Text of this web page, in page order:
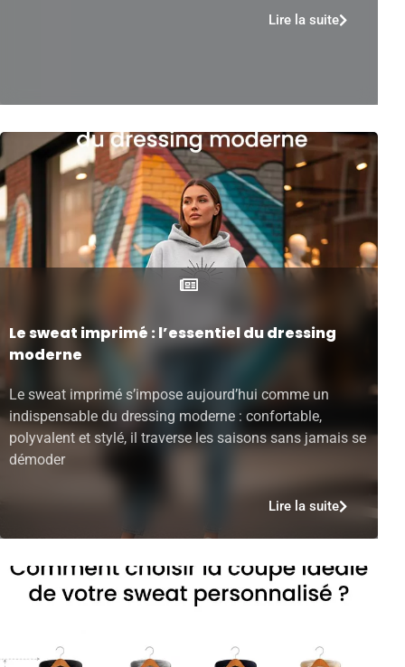
Lire la suite
Le sweat imprimé : l’essentiel du dressing
moderne
Le sweat imprimé s’impose aujourd’hui comme un
indispensable du dressing moderne : confortable,
polyvalent et stylé, il traverse les saisons sans jamais se
démoder
Lire la suite